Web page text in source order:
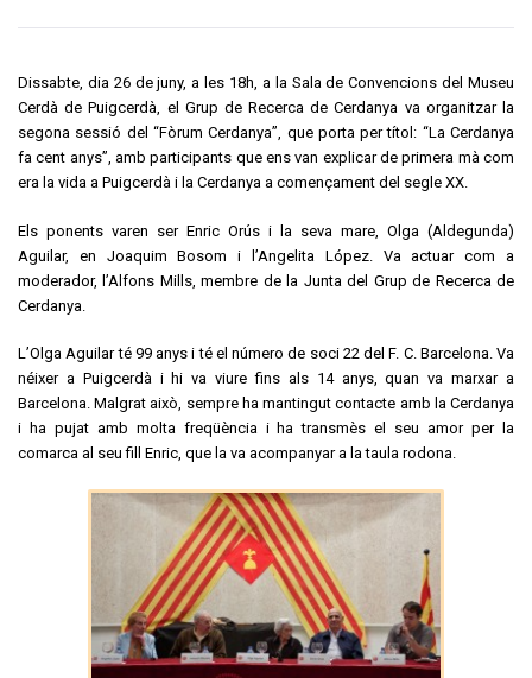
Dissabte, dia 26 de juny, a les 18h, a la Sala de Convencions del Museu
Cerdà de Puigcerdà, el Grup de Recerca de Cerdanya va organitzar la
segona sessió del “Fòrum Cerdanya”, que porta per títol: “La Cerdanya
fa cent anys”, amb participants que ens van explicar de primera mà com
era la vida a Puigcerdà i la Cerdanya a començament del segle XX.
Els ponents varen ser Enric Orús i la seva mare, Olga (Aldegunda)
Aguilar, en Joaquim Bosom i l’Angelita López. Va actuar com a
moderador, l’Alfons Mills, membre de la Junta del Grup de Recerca de
Cerdanya.
L’Olga Aguilar té 99 anys i té el número de soci 22 del F. C. Barcelona. Va
néixer a Puigcerdà i hi va viure fins als 14 anys, quan va marxar a
Barcelona. Malgrat això, sempre ha mantingut contacte amb la Cerdanya
i ha pujat amb molta freqüència i ha transmès el seu amor per la
comarca al seu fill Enric, que la va acompanyar a la taula rodona.